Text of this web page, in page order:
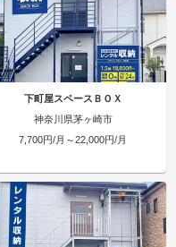
下町屋スペースＢＯＸ
神奈川県茅ヶ崎市
7,700円/月～22,000円/月